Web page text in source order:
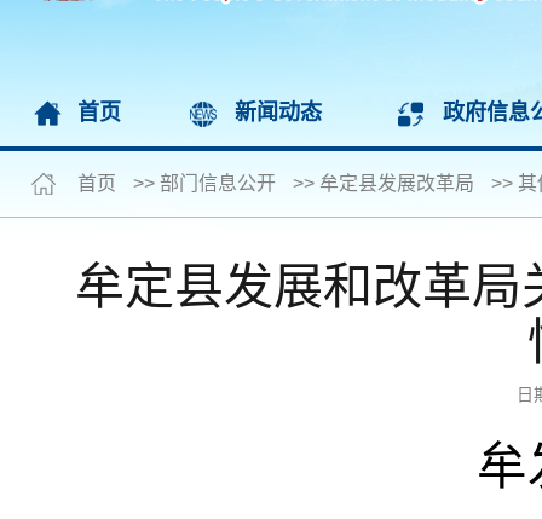
首页 新闻动态 政府信息
首页 >> 部门信息公开 >> 牟定县发展改革局 >> 其
牟定县发展和改革
日
牟